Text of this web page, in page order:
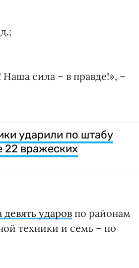
сила – в правде!», –
ударили по штабу
22 вражеских
девять ударов по районам
техники и семь – по